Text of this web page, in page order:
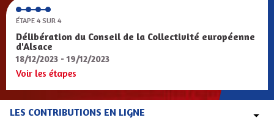
ÉTAPE 4 SUR 4
Délibération du Conseil de la Collectivité européenne
d'Alsace
18/12/2023 - 19/12/2023
Voir les étapes
LES CONTRIBUTIONS EN LIGNE